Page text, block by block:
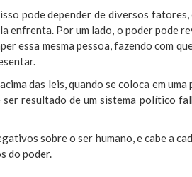
pode depender de diversos
enfrenta. Por um lado, o poder pode
essa mesma pessoa, fazendo com
das leis, quando se coloca em
resultado de um sistema político
sobre o ser humano, e cabe a
do poder.